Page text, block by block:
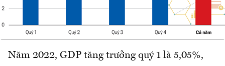
Năm 2022, GDP tăng trưởng quý 1 là 5,05%,